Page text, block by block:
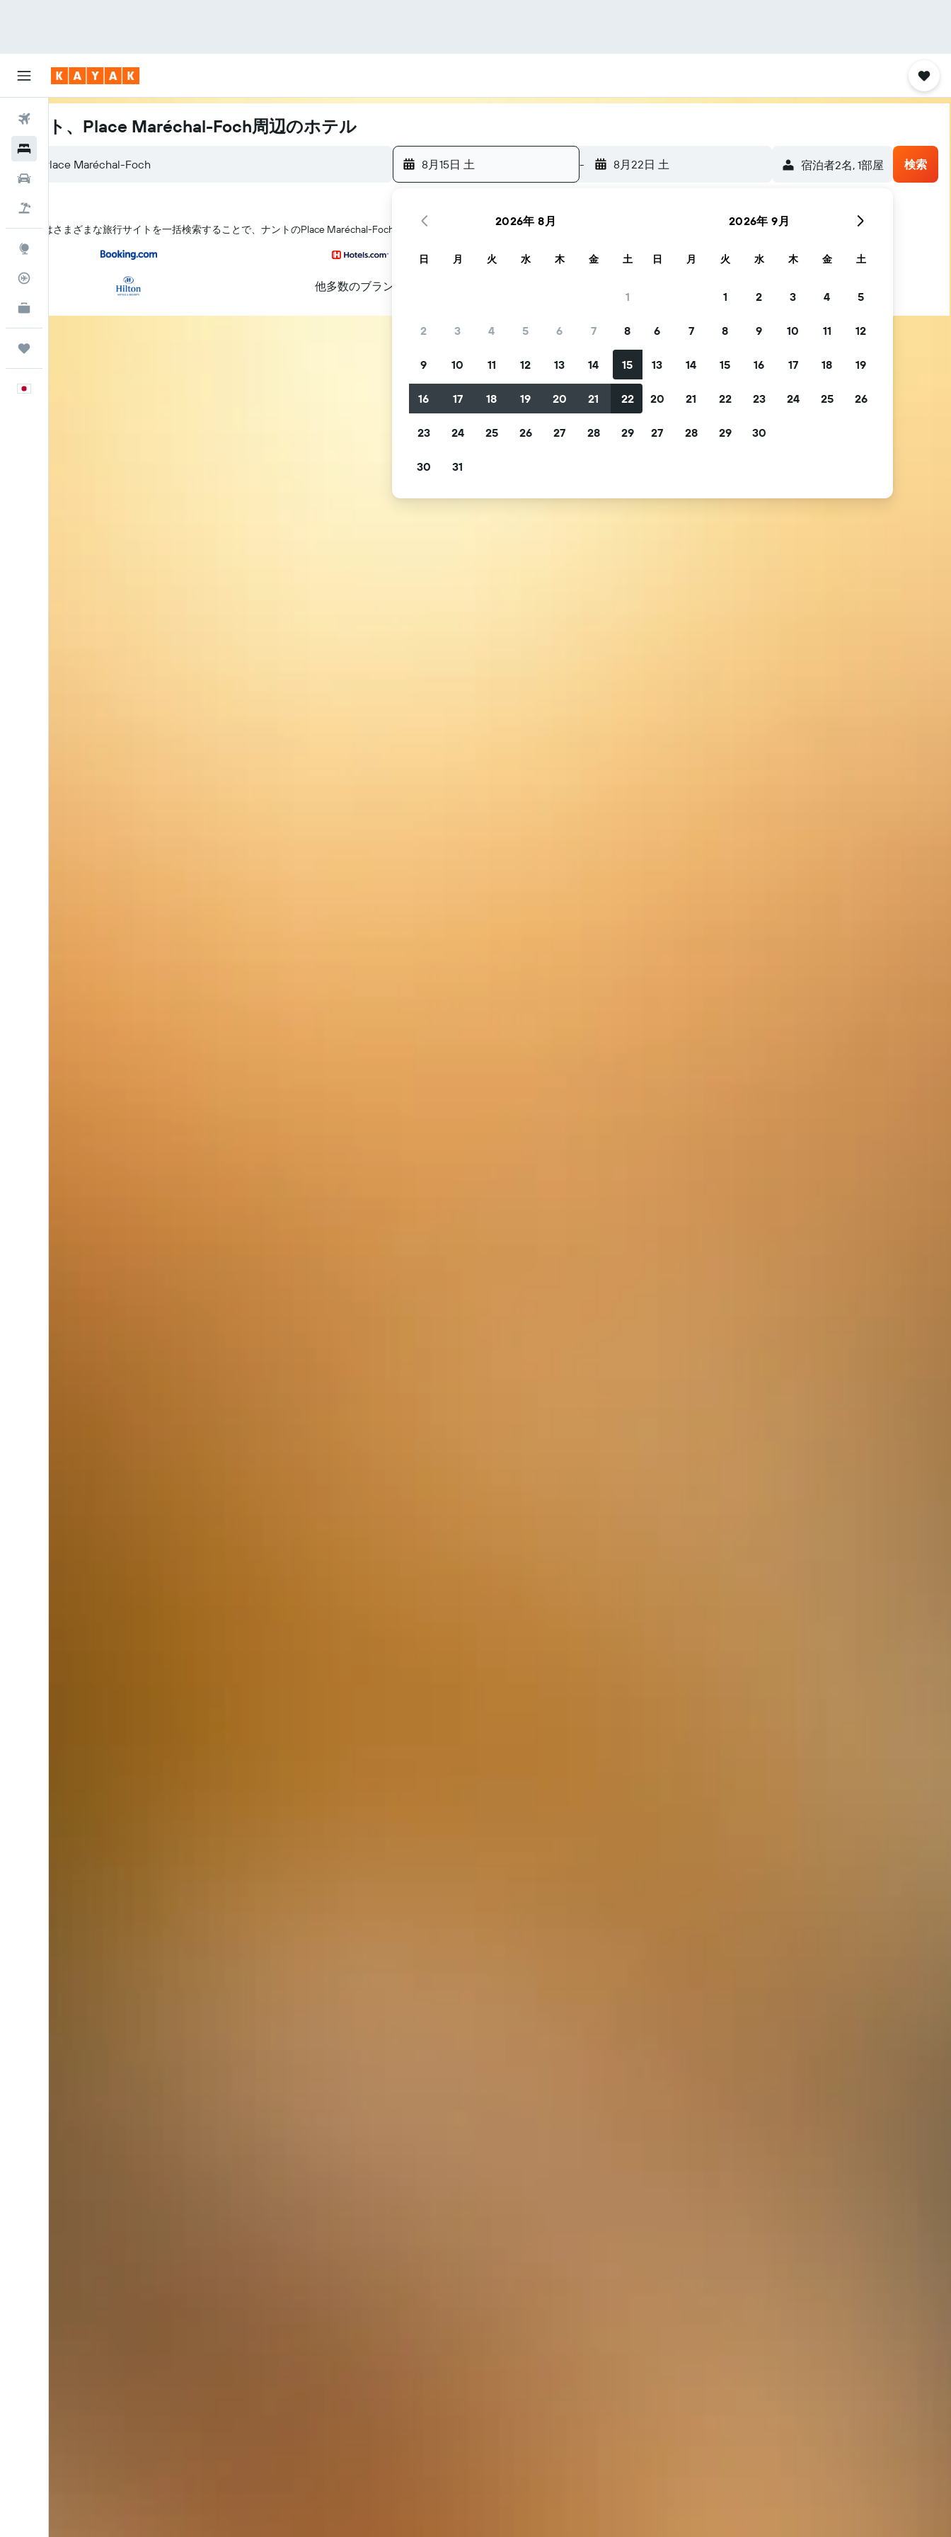
航空券
フライトトラッカー
ナント、Place Maréchal-Foch周辺のホテル
8月15日 土 - 8月22日 土 宿泊者2名, 1​部屋 検索
KAYAK はさまざまな旅行サイトを一括検索することで、ナント​のPlace Maréchal-Foch​周辺にあるホテル探しをお手伝いします
他多数のブランド
2026年 8月
日 月 火 水 木 金 土
1
2 3 4 5 6 7 8
9 10 11 12 13 14 15
16 17 18 19 20 21 22
23 24 25 26 27 28 29
30 31
2026年 9月
日 月 火 水 木 金 土
1 2 3 4 5
6 7 8 9 10 11 12
13 14 15 16 17 18 19
20 21 22 23 24 25 26
27 28 29 30